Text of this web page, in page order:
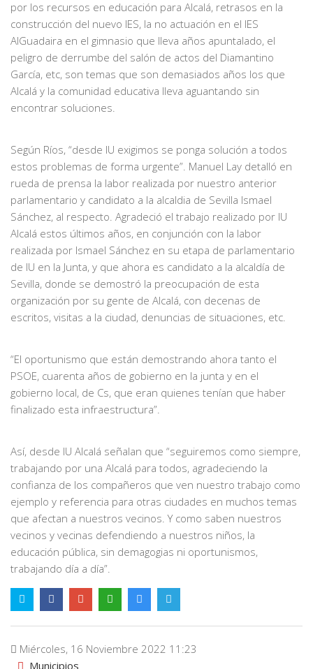
por los recursos en educación para Alcalá, retrasos en la
construcción del nuevo IES, la no actuación en el IES
AlGuadaira en el gimnasio que lleva años apuntalado, el
peligro de derrumbe del salón de actos del Diamantino
García, etc, son temas que son demasiados años los que
Alcalá y la comunidad educativa lleva aguantando sin
encontrar soluciones.
Según Ríos, “desde IU exigimos se ponga solución a todos
estos problemas de forma urgente”. Manuel Lay detalló en
rueda de prensa la labor realizada por nuestro anterior
parlamentario y candidato a la alcaldia de Sevilla Ismael
Sánchez, al respecto. Agradeció el trabajo realizado por IU
Alcalá estos últimos años, en conjunción con la labor
realizada por Ismael Sánchez en su etapa de parlamentario
de IU en la Junta, y que ahora es candidato a la alcaldía de
Sevilla, donde se demostró la preocupación de esta
organización por su gente de Alcalá, con decenas de
escritos, visitas a la ciudad, denuncias de situaciones, etc.
“El oportunismo que están demostrando ahora tanto el
PSOE, cuarenta años de gobierno en la junta y en el
gobierno local, de Cs, que eran quienes tenían que haber
finalizado esta infraestructura”.
Así, desde IU Alcalá señalan que “seguiremos como siempre,
trabajando por una Alcalá para todos, agradeciendo la
confianza de los compañeros que ven nuestro trabajo como
ejemplo y referencia para otras ciudades en muchos temas
que afectan a nuestros vecinos. Y como saben nuestros
vecinos y vecinas defendiendo a nuestros niños, la
educación pública, sin demagogias ni oportunismos,
trabajando día a día”.
Miércoles, 16 Noviembre 2022 11:23
Municipios